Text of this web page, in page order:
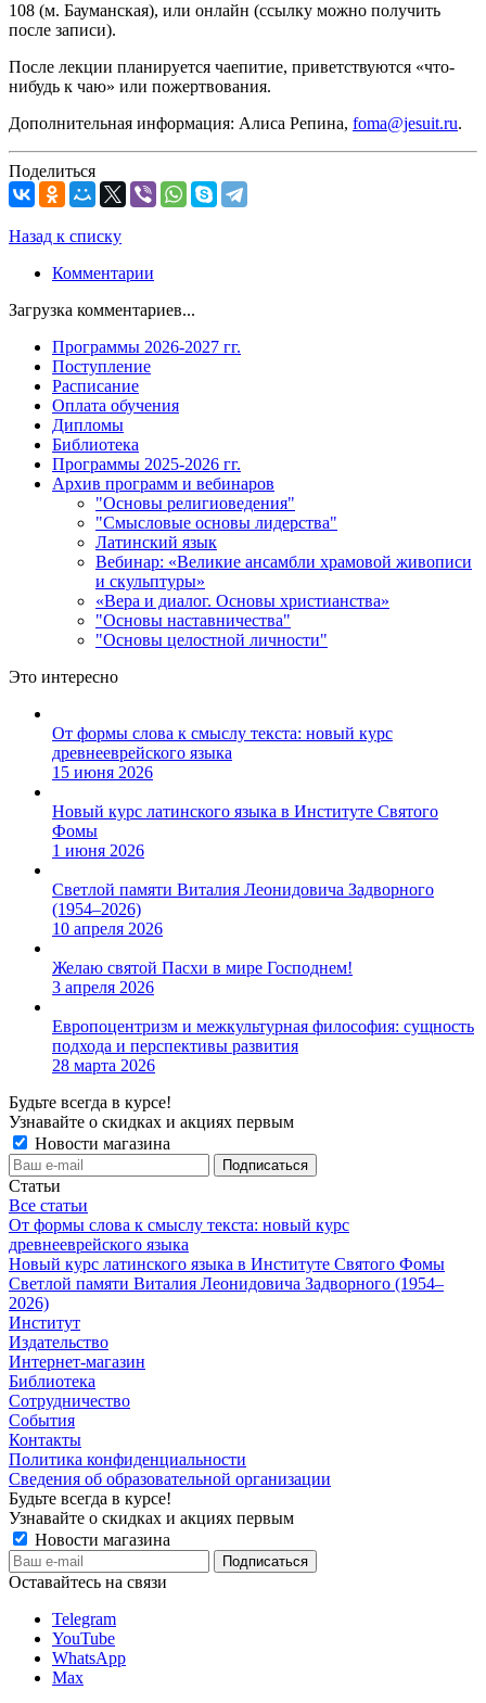
108 (м. Бауманская), или онлайн (ссылку можно получить
после записи).
После лекции планируется чаепитие, приветствуются «что-
нибудь к чаю» или пожертвования.
Дополнительная информация: Алиса Репина, foma@jesuit.ru.
Поделиться
Назад к списку
Комментарии
Загрузка комментариев...
Программы 2026-2027 гг.
Поступление
Расписание
Оплата обучения
Дипломы
Библиотека
Программы 2025-2026 гг.
Архив программ и вебинаров
"Основы религиоведения"
"Смысловые основы лидерства"
Латинский язык
Вебинар: «Великие ансамбли храмовой живописи
и скульптуры»
«Вера и диалог. Основы христианства»
"Основы наставничества"
"Основы целостной личности"
Это интересно
От формы слова к смыслу текста: новый курс
древнееврейского языка
15 июня 2026
Новый курс латинского языка в Институте Святого
Фомы
1 июня 2026
Светлой памяти Виталия Леонидовича Задворного
(1954–2026)
10 апреля 2026
Желаю святой Пасхи в мире Господнем!
3 апреля 2026
Европоцентризм и межкультурная философия: сущность
подхода и перспективы развития
28 марта 2026
Будьте всегда в курсе!
Узнавайте о скидках и акциях первым
Новости магазина
Статьи
Все статьи
От формы слова к смыслу текста: новый курс
древнееврейского языка
Новый курс латинского языка в Институте Святого Фомы
Светлой памяти Виталия Леонидовича Задворного (1954–
2026)
Институт
Издательство
Интернет-магазин
Библиотека
Сотрудничество
События
Контакты
Политика конфиденциальности
Сведения об образовательной организации
Будьте всегда в курсе!
Узнавайте о скидках и акциях первым
Новости магазина
Оставайтесь на связи
Telegram
YouTube
WhatsApp
Max